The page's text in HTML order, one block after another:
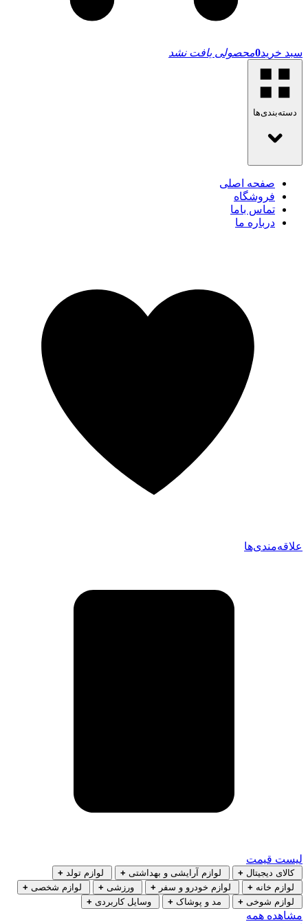
سبد خرید0محصولی یافت نشد
دسته‌بندی‌ها
صفحه اصلی
فروشگاه
تماس باما
درباره ما
علاقه‌مندی‌ها
لیست قیمت
کالای دیجیتال + لوازم آرایشی و بهداشتی + لوازم تولد +
لوازم خانه + لوازم خودرو و سفر + ورزشی + لوازم شخصی +
لوازم شوخی + مد و پوشاک + وسایل کاربردی +
مشاهده همه